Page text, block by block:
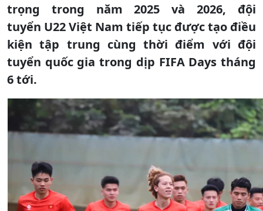
trọng trong năm 2025 và 2026, đội
tuyển U22 Việt Nam tiếp tục được tạo điều
kiện tập trung cùng thời điểm với đội
tuyển quốc gia trong dịp FIFA Days tháng
6 tới.